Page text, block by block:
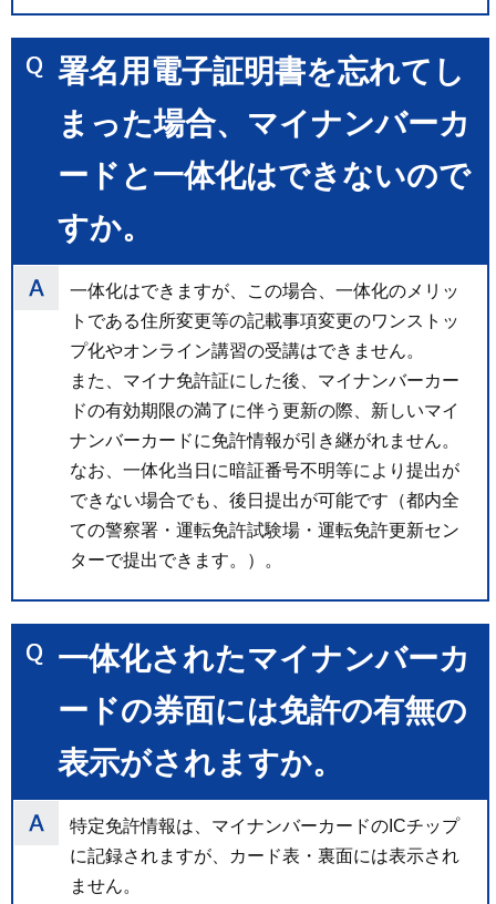
署名用電子証明書を忘れてし
まった場合、マイナンバーカ
ードと一体化はできないので
すか。
一体化はできますが、この場合、一体化のメリッ
トである住所変更等の記載事項変更のワンストッ
プ化やオンライン講習の受講はできません。
また、マイナ免許証にした後、マイナンバーカー
ドの有効期限の満了に伴う更新の際、新しいマイ
ナンバーカードに免許情報が引き継がれません。
なお、一体化当日に暗証番号不明等により提出が
できない場合でも、後日提出が可能です（都内全
ての警察署・運転免許試験場・運転免許更新セン
ターで提出できます。）。
一体化されたマイナンバーカ
ードの券面には免許の有無の
表示がされますか。
特定免許情報は、マイナンバーカードのICチップ
に記録されますが、カード表・裏面には表示され
ません。